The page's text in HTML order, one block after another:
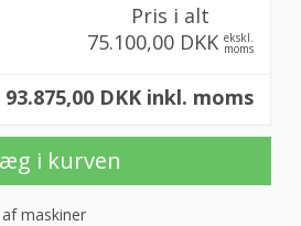
Pris i alt
75.100,00 DKK ekskl.
moms
93.875,00 DKK inkl. moms
i kurven
maskiner